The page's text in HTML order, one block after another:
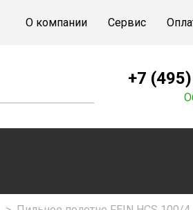
О компании Сервис
+7